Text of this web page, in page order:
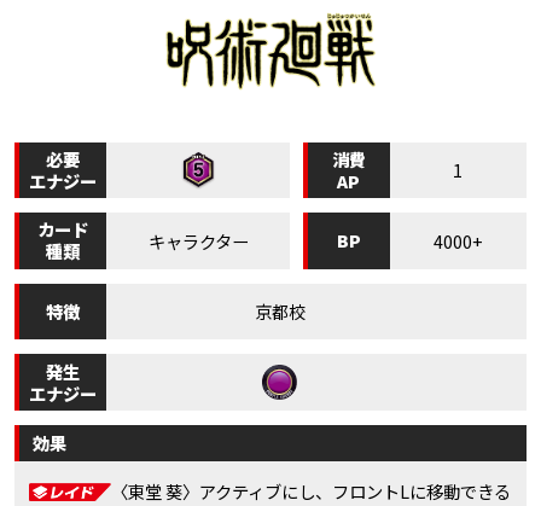
必要
エナジー
消費
AP
1
カード
種類
キャラクター BP 4000+
特徴 京都校
発生
エナジー
効果
〈東堂 葵〉アクティブにし、フロントLに移動できる